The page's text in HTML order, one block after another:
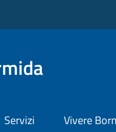
Servizi Vivere